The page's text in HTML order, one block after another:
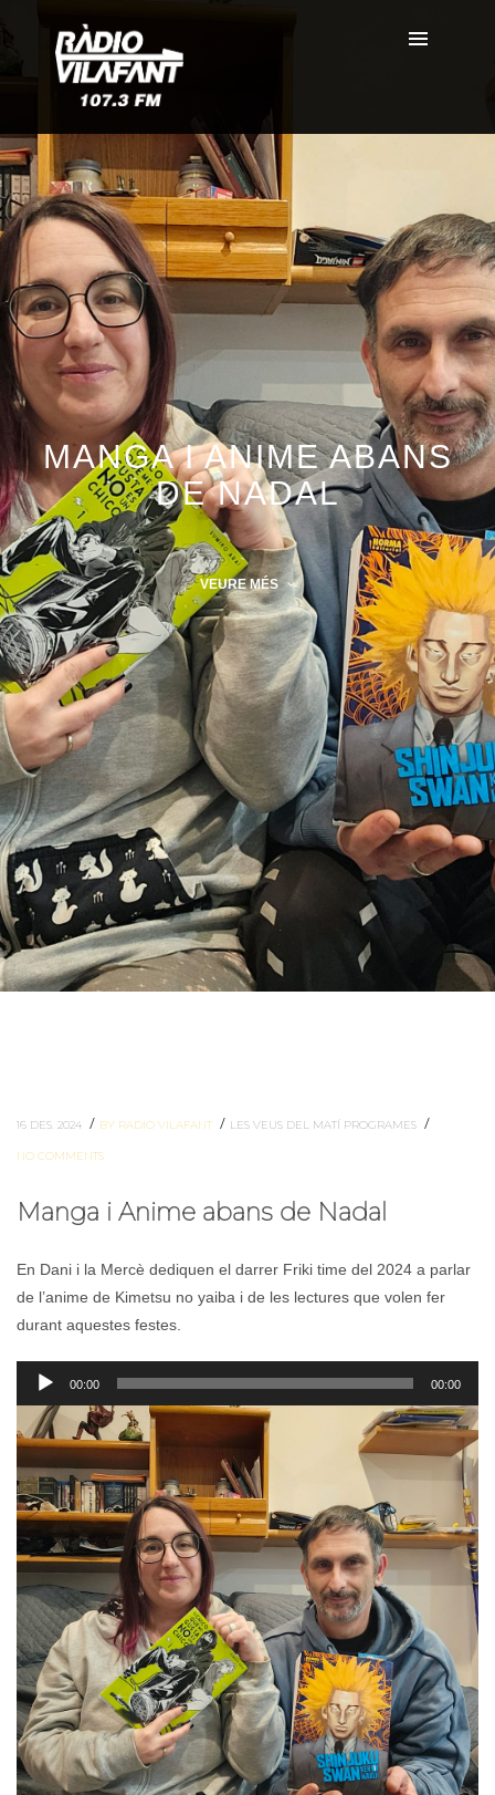
MANGA I ANIME ABANS
DE NADAL
VEURE MÉS
16 DES. 2024 / BY RADIO VILAFANT / LES VEUS DEL MATÍ PROGRAMES /
NO COMMENTS
Manga i Anime abans de Nadal
En Dani i la Mercè dediquen el darrer Friki time del 2024 a parlar
de l’anime de Kimetsu no yaiba i de les lectures que volen fer
durant aquestes festes.
Reproductor
d'àudio
00:00 00:00